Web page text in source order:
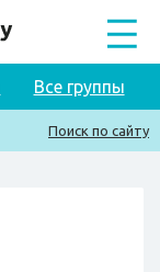
Все группы
Поиск по сайту